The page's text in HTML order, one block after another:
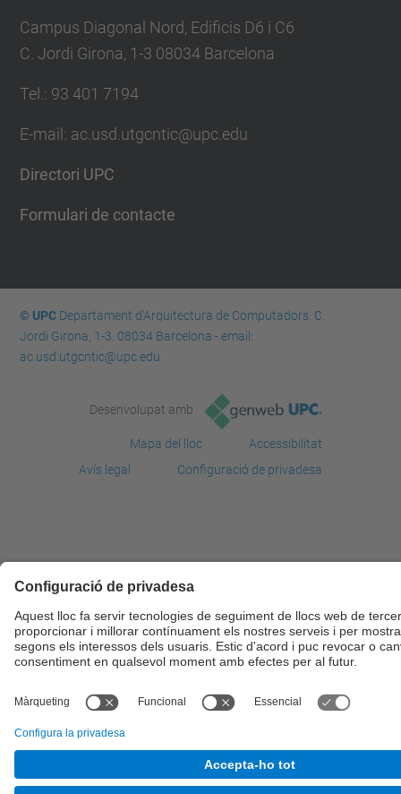
Campus Diagonal Nord, Edificis D6 i C6
C. Jordi Girona, 1-3 08034 Barcelona
Tel.: 93 401 7194
E-mail: ac.usd.utgcntic@upc.edu
Directori UPC
Formulari de contacte
© UPCDepartament d'Arquitectura de Computadors. C.
Jordi Girona, 1-3. 08034 Barcelona - email:
ac.usd.utgcntic@upc.edu
Desenvolupat amb
Mapa del lloc
Accessibilitat
Avís legal
Configuració de privadesa